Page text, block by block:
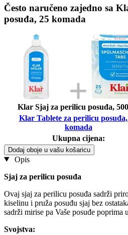
Često naručeno zajedno sa
posuđa, 25 komada
Klar Sjaj za perilicu posuđa,
Klar Tablete za perilicu
komada
Ukupna cijena:
Dodaj oboje u vašu košaricu
Opis
Sjaj za perilicu posuđa
Ovaj sjaj za perilicu posuđa sadrži
kiselinu i pruža posuđu sjaj bez
sadrži mirise pa Vaše posuđe poprima
Svojstva: